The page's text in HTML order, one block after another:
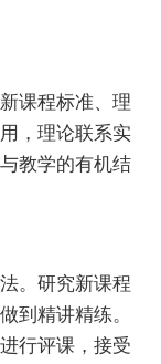
课程标准、理
，理论联系实
教学的有机结
。研究新课程
到精讲精练。
行评课，接受